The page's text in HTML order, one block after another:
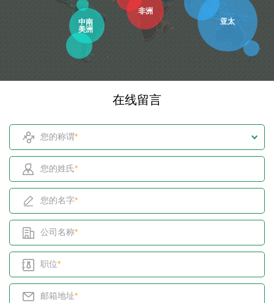
中南
美洲
非洲
亚太
在线留言
*
您的姓氏*
您的名字*
公司名称*
职位*
邮箱地址*